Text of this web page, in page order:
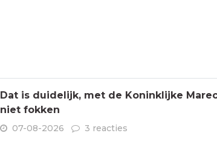
Dat is duidelijk, met de Koninklijke
niet fokken
07-08-2026 3 reacties